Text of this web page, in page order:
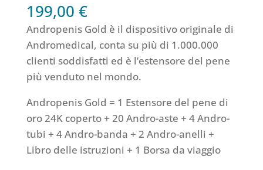
199,00 €
Andropenis Gold è il dispositivo originale di
Andromedical, conta su più di 1.000.000
clienti soddisfatti ed è l’estensore del pene
più venduto nel mondo.
Andropenis Gold = 1 Estensore del pene di
oro 24K coperto + 20 Andro-aste + 4 Andro-
tubi + 4 Andro-banda + 2 Andro-anelli +
Libro delle istruzioni + 1 Borsa da viaggio